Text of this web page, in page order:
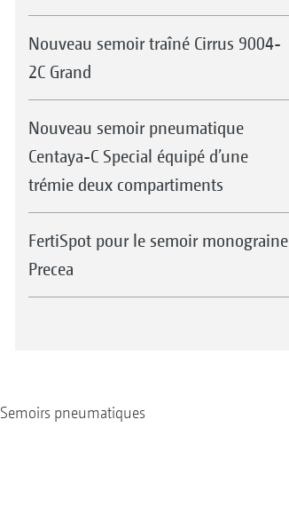
Nouveau semoir traîné Cirrus 9004-
2C Grand
Nouveau semoir pneumatique
Centaya-C Special équipé d’une
trémie deux compartiments
FertiSpot pour le semoir monograine
Precea
Semoirs pneumatiques